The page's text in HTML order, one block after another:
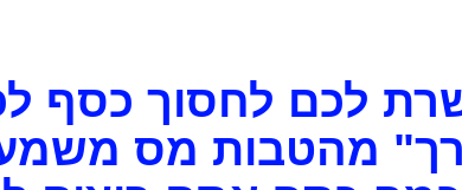
לכם לחסוך כסף
מהטבות מס